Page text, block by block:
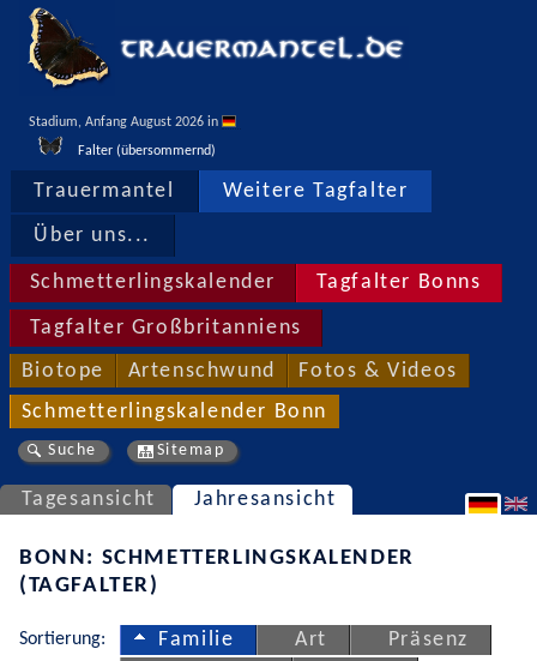
Stadium, Anfang August 2026 in
Falter (übersommernd)
Trauermantel Weitere Tagfalter
Über uns...
Schmetterlingskalender Tagfalter Bonns
Tagfalter Großbritanniens
Biotope Artenschwund Fotos & Videos
Schmetterlingskalender Bonn
Suche Sitemap
Tagesansicht Jahresansicht
BONN: SCHMETTERLINGSKALENDER
(TAGFALTER)
Sortierung: Familie Art
Präsenz